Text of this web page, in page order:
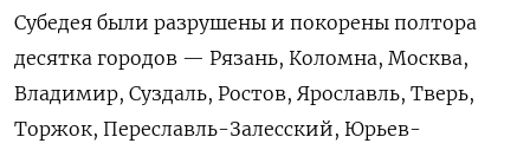
Субедея были разрушены и покорены полтора
десятка городов — Рязань, Коломна, Москва,
Владимир, Суздаль, Ростов, Ярославль, Тверь,
Торжок, Переславль-Залесский, Юрьев-